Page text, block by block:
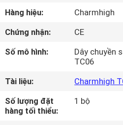
PHẨM
VỀ
CHÚNG
TÔI
Hàng hiệu:
Charmhigh
Chứng nhận:
CE
Số mô hình:
Dây chuyền
TC06
Tài liệu:
Charmhigh
Số lượng đặt
hàng tối thiểu:
1 bộ